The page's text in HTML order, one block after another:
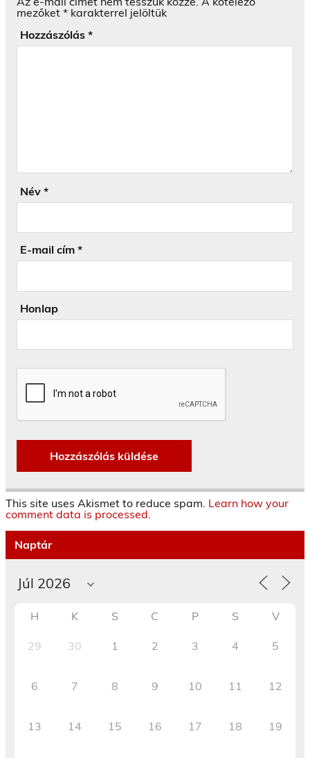
mezőket * karakterrel jelöltük
Hozzászólás *
Név *
E-mail cím *
Honlap
This site uses Akismet to reduce spam. Learn how your
comment data is processed.
Naptár
H K S C P S V
29 30 1 2 3 4 5
6 7 8 9 10 11 12
13 14 15 16 17 18 19